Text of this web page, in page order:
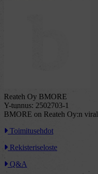
Reateh Oy BMORE
Y-tunnus: 2502703-1
BMORE on Reateh Oy:n
Toimitusehdot
Rekisteriseloste
Q&A